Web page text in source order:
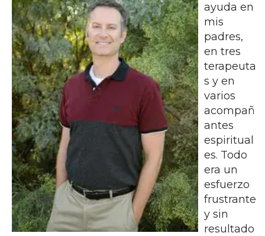
ayuda en
mis
padres,
en tres
terapeuta
s y en
varios
acompañ
antes
espiritual
es. Todo
era un
esfuerzo
frustrante
y sin
resultado